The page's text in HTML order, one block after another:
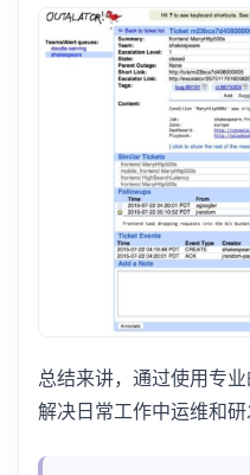
总结来讲，通过使用专
解决日常工作中运维和研